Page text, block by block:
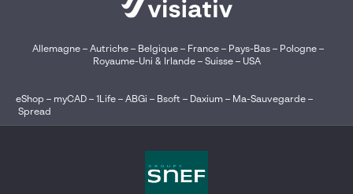
Allemagne– Autriche– Belgique – France– Pays-Bas– Pologne–
Royaume-Uni & Irlande– Suisse– USA
eShop – myCAD – 1Life – ABGi – Bsoft – Daxium – Ma-Sauvegarde –
Spread